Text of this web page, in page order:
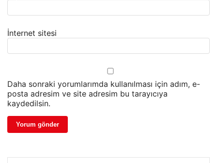
İnternet sitesi
Daha sonraki yorumlarımda kullanılması için adım, e-
posta adresim ve site adresim bu tarayıcıya
kaydedilsin.